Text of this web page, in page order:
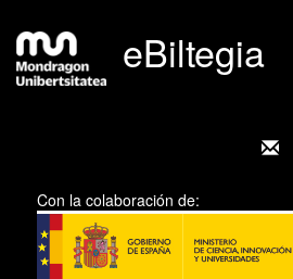
eBiltegia
Con la colaboración de: